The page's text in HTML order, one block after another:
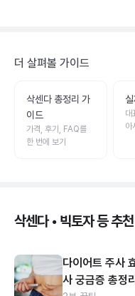
더 살펴볼 가이드
삭센다 총정리 가
이드
가격, 후기, FAQ를
한 번에 보기
실
대
아
삭센다 • 빅토자 등 추
다이어트 주사
사 궁금증 총정